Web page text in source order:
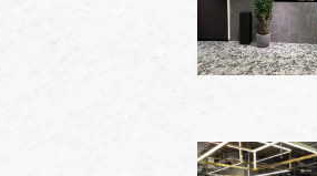
" alt="" />